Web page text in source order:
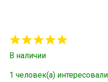
В наличии
1 человек(а)